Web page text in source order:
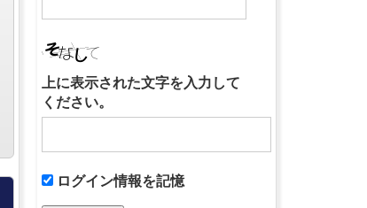
上に表示された文字を入力して
ください。
ログイン情報を記憶